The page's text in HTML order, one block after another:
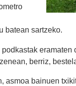
batean sartzeko.
berriz,
asmoa bainuen